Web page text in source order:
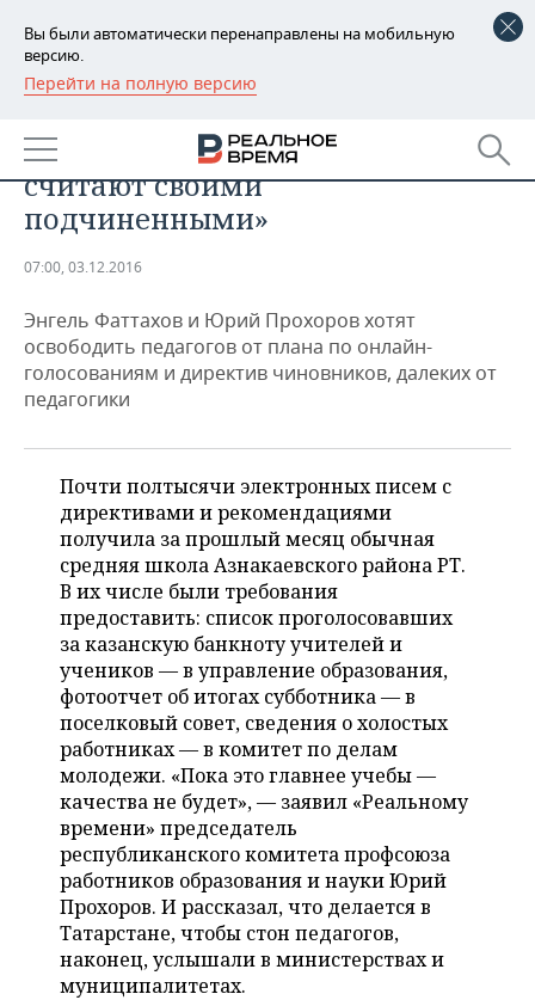
Вы были автоматически перенаправлены на мобильную
версию.
Перейти на полную версию
РЕГИОНЫ
БАШКОРТОСТАН
ТАТАРСТАН
НОВОСТИ
АНАЛИТИКА
КОРОЛИ ГОСЗАКАЗА ПФО
ВУЗЫ ТАТАРСТАНА
ТОРГОВЫЕ ЦЕНТРЫ
ТАТАРСТАНА
ФИНАНСЫ
БАНКИ
ИНВЕСТИЦИИ
НОВОСТИ
ПРОМЫШЛЕННОСТИ
МАШИНОСТРОЕНИЕ
НЕФТЕХИМИЯ
НЕФТЬ
ОПК
ЭНЕРГЕТИКА
НЕДВИЖИМОСТЬ
НОВОСТИ НЕДВИЖИМОСТИ
АВТО
НОВОСТИ БИЗНЕСА
РОЗНИЧНАЯ ТОРГОВЛЯ
ТРАНСПОРТ
УСЛУГИ
ТЕХНОЛОГИИ
НОВОСТИ ТЕХНОЛОГИЙ
МЕДИА
ТЕЛЕКОММУНИКАЦИИ
МЕРОПРИЯТИЯ
НОВОСТИ МЕРОПРИЯТИЙ
ВЫЕЗДНАЯ РЕДАКЦИЯ
БИЗНЕС-БРАНЧИ
ONLINE-КОНФЕРЕНЦИИ
ОТКРЫТАЯ ЛЕКЦИЯ
СПОРТ
НОВОСТИ СПОРТА
ФУТБОЛ
ХОККЕЙ
БАСКЕТБОЛ
ВОЛЕЙБОЛ
КИБЕРСПОРТ
ОБЩЕСТВО
НОВОСТИ ОБЩЕСТВА
ВЛАСТЬ
ИНФРАСТРУКТУРА
ИСТОРИЯ
КУЛЬТУРА
ФОТОГАЛЕРЕЯ
СЮЖЕТЫ
СПРАВОЧНИК
СПИСОК ПЕРСОН
СПИСОК КОМПАНИЙ
ПОЛНАЯ ВЕРСИЯ
звеньев, не уважают педагогов,
считают своими
подчиненными»
07:00, 03.12.2016
Энгель Фаттахов и Юрий Прохоров хотят
освободить педагогов от плана по онлайн-
голосованиям и директив чиновников, далеких от
педагогики
Почти полтысячи электронных писем с
директивами и рекомендациями
получила за прошлый месяц обычная
средняя школа Азнакаевского района РТ.
В их числе были требования
предоставить: список проголосовавших
за казанскую банкноту учителей и
учеников — в управление образования,
фотоотчет об итогах субботника — в
поселковый совет, сведения о холостых
работниках — в комитет по делам
молодежи. «Пока это главнее учебы —
качества не будет», — заявил «Реальному
времени» председатель
республиканского комитета профсоюза
работников образования и науки Юрий
Прохоров. И рассказал, что делается в
Татарстане, чтобы стон педагогов,
наконец, услышали в министерствах и
муниципалитетах.